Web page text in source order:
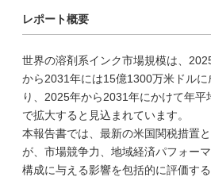
レポート概要
世界の溶剤系インク市場規模は、
から2031年には15億1300万米ドル
り、2025年から2031年にかけて年平
で拡大すると見込まれています。
本報告書では、最新の米国関税措置
が、市場競争力、地域経済パフォー
構成に与える影響を包括的に評価する